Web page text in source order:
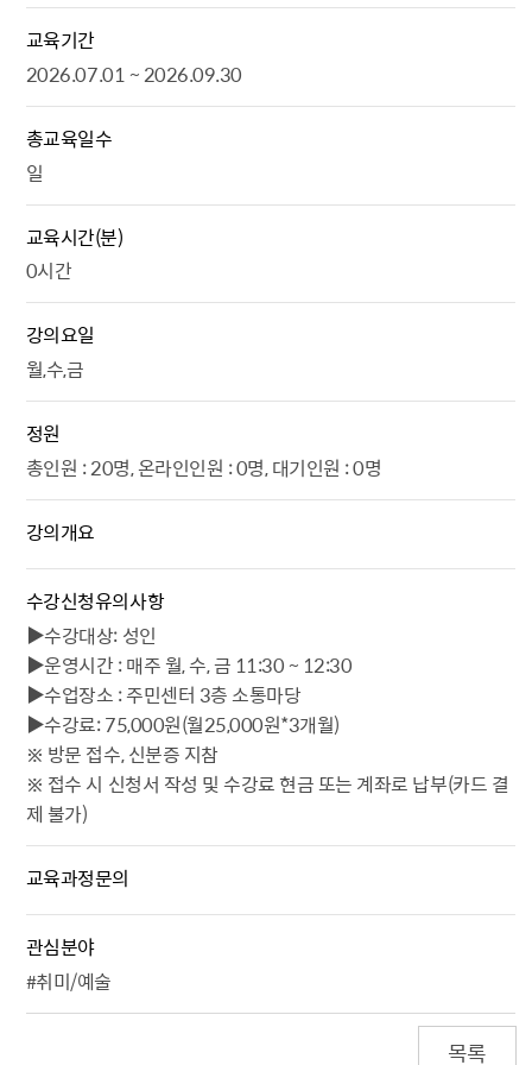
교육기간
2026.07.01 ~ 2026.09.30
총교육일수
일
교육시간(분)
0시간
강의요일
월,수,금
정원
총인원 : 20명, 온라인인원 : 0명, 대기인원 : 0명
강의개요
수강신청유의사항
▶수강대상: 성인
▶운영시간 : 매주 월, 수, 금 11:30 ~ 12:30
▶수업장소 : 주민센터 3층 소통마당
▶수강료: 75,000원(월25,000원*3개월)
※ 방문 접수, 신분증 지참
※ 접수 시 신청서 작성 및 수강료 현금 또는 계좌로 납부(카드 결
제 불가)
교육과정문의
관심분야
#취미/예술
목록